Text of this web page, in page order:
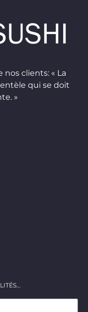
clients: « La
qui se doit
»